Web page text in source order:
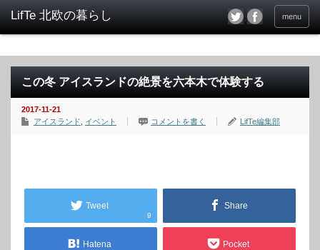
menu
この冬 アイスランドの絶景を六本木で体験する
2017-11-21
アイスランド
イベント コメントを書く LifTe編集部
Tweet
9
Share
Hatena Pocket